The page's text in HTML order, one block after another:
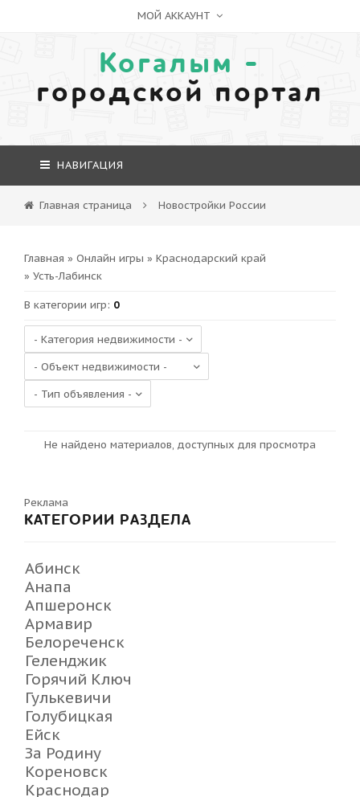
МОЙ АККАУНТ
Когалым -
городской портал
НАВИГАЦИЯ
Главная страница Новостройки России
Главная » Онлайн игры » Краснодарский край
» Усть-Лабинск
В категории игр: 0
Не найдено материалов, доступных для просмотра
Реклама
КАТЕГОРИИ РАЗДЕЛА
Абинск
Анапа
Апшеронск
Армавир
Белореченск
Геленджик
Горячий Ключ
Гулькевичи
Голубицкая
Ейск
За Родину
Кореновск
Краснодар